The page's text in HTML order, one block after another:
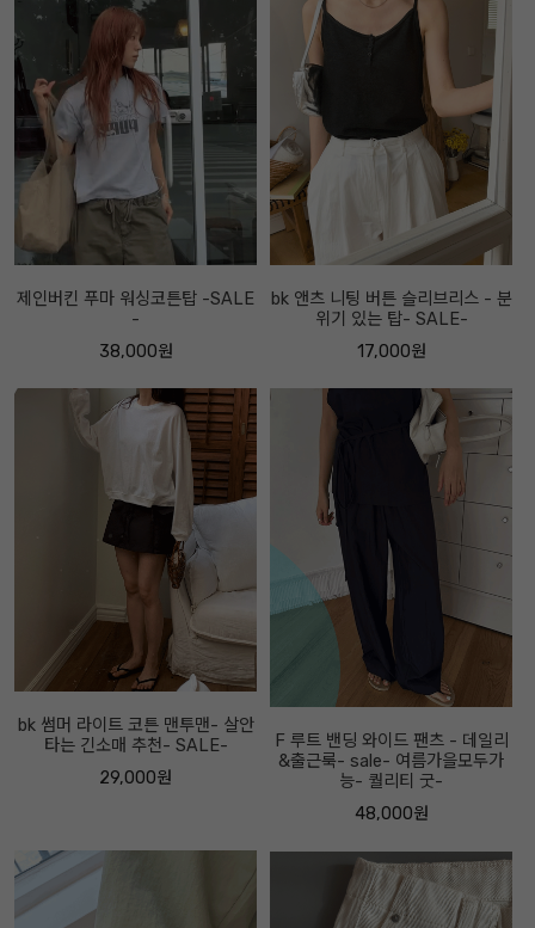
제인버킨 푸마 워싱코튼탑 -SALE
-
38,000원
bk 앤츠 니팅 버튼 슬리브리스 - 분
위기 있는 탑- SALE-
17,000원
bk 썸머 라이트 코튼 맨투맨- 살안
타는 긴소매 추천- SALE-
29,000원
F 루트 밴딩 와이드 팬츠 - 데일리
&출근룩- sale- 여름가을모두가
능- 퀄리티 굿-
48,000원